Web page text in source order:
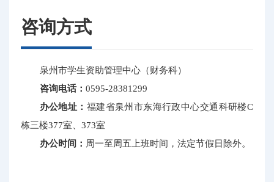
咨询方式
泉州市学生资助管理中心（财务科）
咨询电话： 0595-28381299
办公地址： 福建省泉州市东海行政中心交通科研楼C
栋三楼377室、373室
办公时间： 周一至周五上班时间，法定节假日除外。